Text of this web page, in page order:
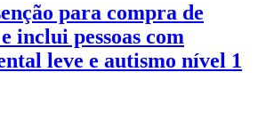
para compra de
inclui pessoas com
leve e autismo nível 1